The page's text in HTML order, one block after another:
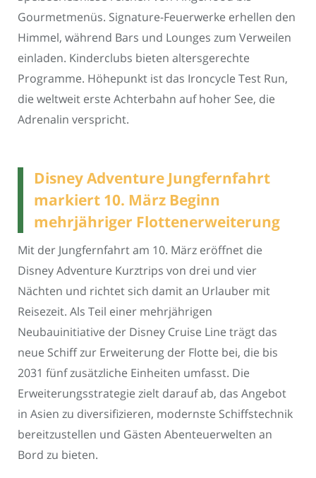
Gourmetmenüs. Signature-Feuerwerke erhellen den
Himmel, während Bars und Lounges zum Verweilen
einladen. Kinderclubs bieten altersgerechte
Programme. Höhepunkt ist das Ironcycle Test Run,
die weltweit erste Achterbahn auf hoher See, die
Adrenalin verspricht.
Disney Adventure Jungfernfahrt
markiert 10. März Beginn
mehrjähriger Flottenerweiterung
Mit der Jungfernfahrt am 10. März eröffnet die
Disney Adventure Kurztrips von drei und vier
Nächten und richtet sich damit an Urlauber mit
Reisezeit. Als Teil einer mehrjährigen
Neubauinitiative der Disney Cruise Line trägt das
neue Schiff zur Erweiterung der Flotte bei, die bis
2031 fünf zusätzliche Einheiten umfasst. Die
Erweiterungsstrategie zielt darauf ab, das Angebot
in Asien zu diversifizieren, modernste Schiffstechnik
bereitzustellen und Gästen Abenteuerwelten an
Bord zu bieten.